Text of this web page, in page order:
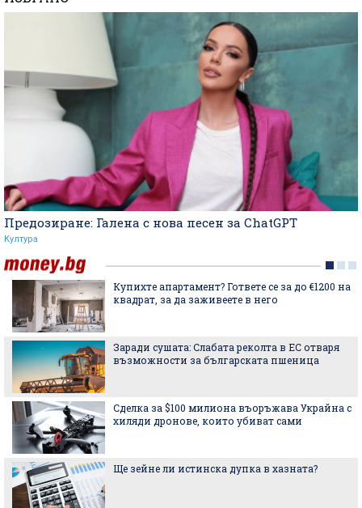
Предозиране: Галена с нова песен за ChatGPT
Култура
Купихте апартамент? Гответе се за до €1200 на
квадрат, за да заживеете в него
Заради сушата: Слабата реколта в ЕС отваря
възможности за българската пшеница
Сделка за $100 милиона въоръжава Украйна с
хиляди дронове, които убиват сами
Ще зейне ли истинска дупка в хазната?